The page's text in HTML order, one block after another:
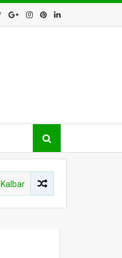
KAPUAS HULU